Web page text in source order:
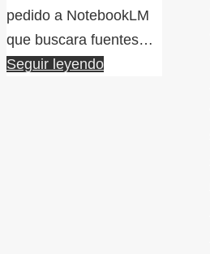
pedido a NotebookLM
que buscara fuentes…
Seguir leyendo